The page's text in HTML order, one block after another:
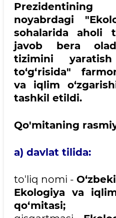
noyabrdagi
sohalarida aholi
javob bera
tizimini yaratish
to‘g‘risida"
va iqlim
tashkil etildi.
Qo'mitaning
a) davlat tilida:
to'liq nomi -
Ekologiya va
qo‘mitasi;